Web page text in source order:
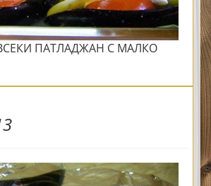
ПАТЛАДЖАН С МАЛКО